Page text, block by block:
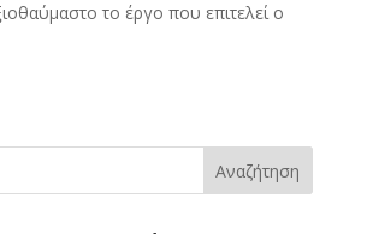
το έργο που επιτελεί ο
Αναζήτηση